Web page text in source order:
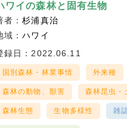
ワイの森林と固有生物
者：杉浦真治
域：ハワイ
録日：2022.06.11
国別森林・林業事情 外来種
森林の動物、獣害 森林昆虫・
森林生態 生物多様性 雑